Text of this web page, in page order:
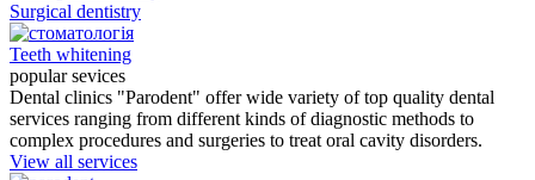
Surgical dentistry
Teeth whitening
popularsevices
Dental clinics "Parodent" offer wide variety of top quality dental
services ranging from different kinds of diagnostic methods to
complex procedures and surgeries to treat oral cavity disorders.
View all services